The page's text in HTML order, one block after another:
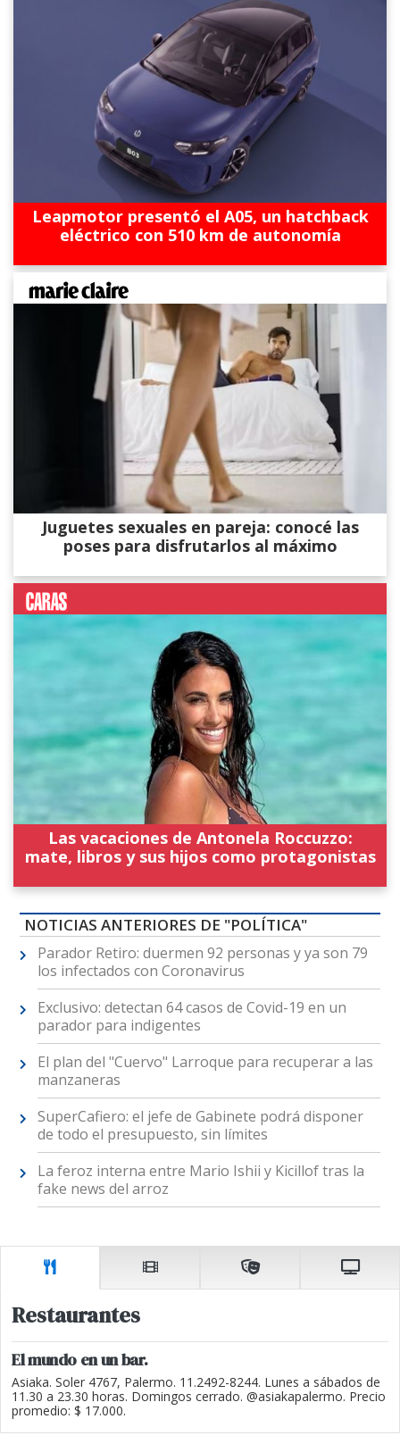
Leapmotor presentó el A05, un hatchback
eléctrico con 510 km de autonomía
Juguetes sexuales en pareja: conocé las
poses para disfrutarlos al máximo
Las vacaciones de Antonela Roccuzzo:
mate, libros y sus hijos como protagonistas
NOTICIAS ANTERIORES DE "POLÍTICA"
Parador Retiro: duermen 92 personas y ya son 79
los infectados con Coronavirus
Exclusivo: detectan 64 casos de Covid-19 en un
parador para indigentes
El plan del "Cuervo" Larroque para recuperar a las
manzaneras
SuperCafiero: el jefe de Gabinete podrá disponer
de todo el presupuesto, sin límites
La feroz interna entre Mario Ishii y Kicillof tras la
fake news del arroz
Restaurantes
El mundo en un bar.
Asiaka. Soler 4767, Palermo. 11.2492-8244. Lunes a sábados de
11.30 a 23.30 horas. Domingos cerrado. @asiakapalermo. Precio
promedio: $ 17.000.